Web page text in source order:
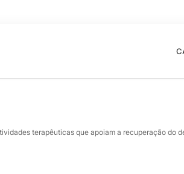
terapêuticas que apoiam a recuperação do